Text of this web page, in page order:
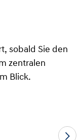
sobald Sie den
zentralen
Blick.